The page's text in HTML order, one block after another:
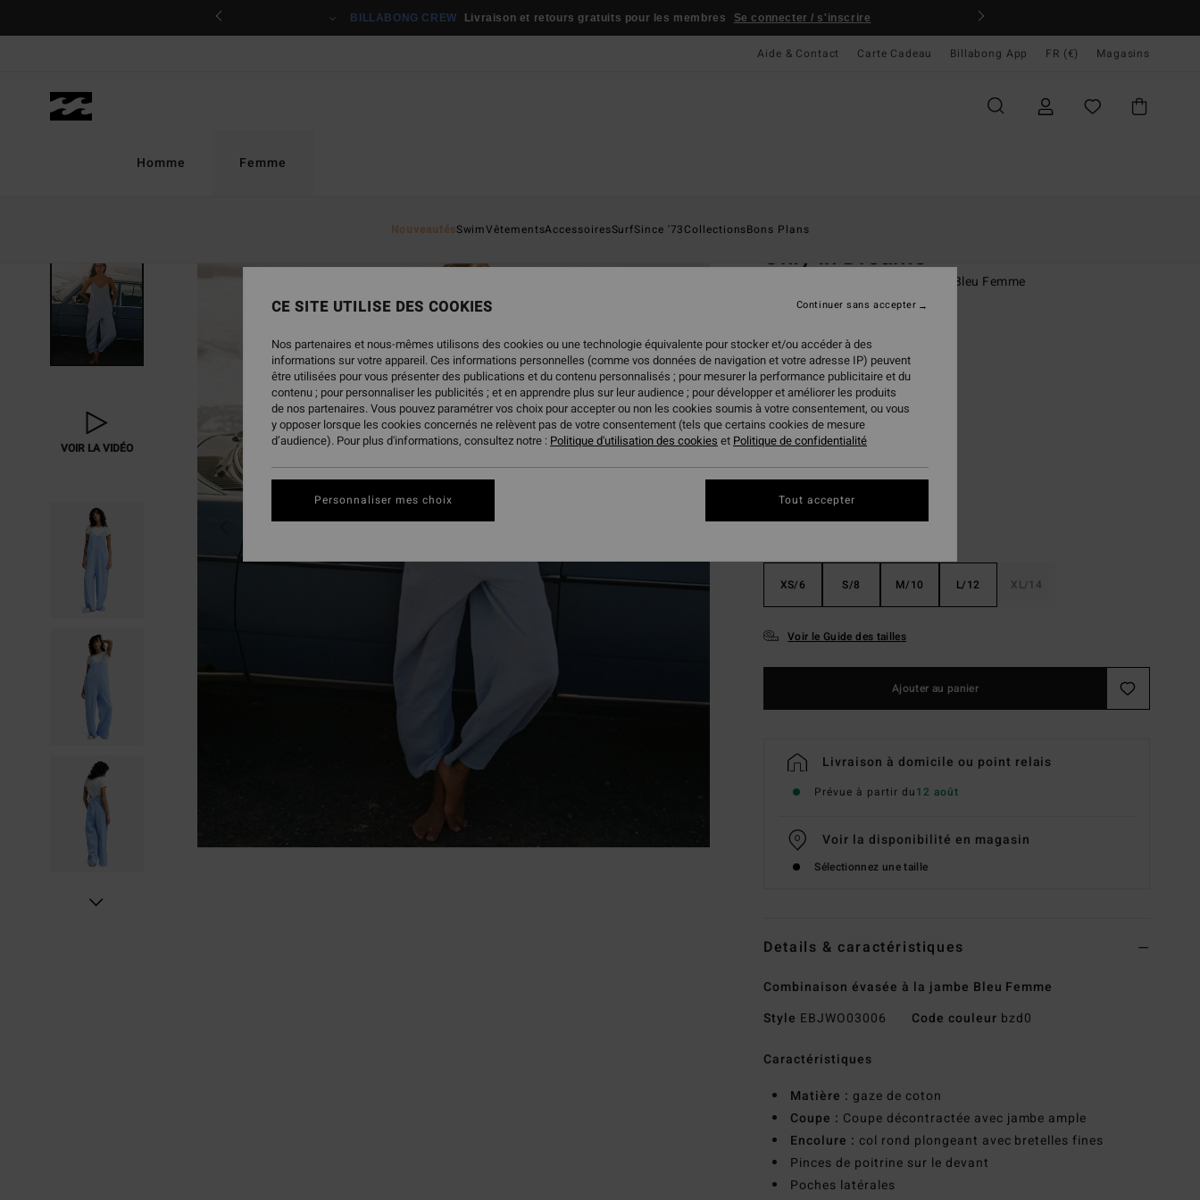
BILLABONG CREW Livraison et retours gratuits pour les membres Se connecter / s'inscrire
Aide & Contact Carte Cadeau Billabong App FR (€) Magasins
Homme Femme
NouveautésSwimVêtementsAccessoiresSurfSince '73CollectionsBons Plans
VOIR LA VIDÉO
Only In Dreams
Combinaison évasée à la jambe Bleu Femme
(4 Avis)
69,95 €
30%
48,97 €
BONS PLANS
CouleurTwilight Blue
XS/6 S/8 M/10 L/12 XL/14
Voir le Guide des tailles
Ajouter au panier
Livraison à domicile ou point relais
Prévue à partir du12 août
Voir la disponibilité en magasin
Sélectionnez une taille
Details & caractéristiques
Combinaison évasée à la jambe Bleu Femme
Style EBJWO03006 Code couleur bzd0
Caractéristiques
Matière : gaze de coton
Coupe : Coupe décontractée avec jambe ample
Encolure : col rond plongeant avec bretelles fines
Pinces de poitrine sur le devant
Poches latérales
CE SITE UTILISE DES COOKIES
Nos partenaires et nous-mêmes utilisons des cookies ou une technologie équivalente pour stocker et/ou accéder à des
informations sur votre appareil. Ces informations personnelles (comme vos données de navigation et votre adresse IP) peuvent
être utilisées pour vous présenter des publications et du contenu personnalisés ; pour mesurer la performance publicitaire et du
contenu ; pour personnaliser les publicités ; et en apprendre plus sur leur audience ; pour développer et améliorer les produits
de nos partenaires. Vous pouvez paramétrer vos choix pour accepter ou non les cookies soumis à votre consentement, ou vous
y opposer lorsque les cookies concernés ne relèvent pas de votre consentement (tels que certains cookies de mesure
d’audience). Pour plus d'informations, consultez notre : Politique d'utilisation des cookies et Politique de confidentialité
Personnaliser mes choix
Continuer sans accepter
Tout accepter